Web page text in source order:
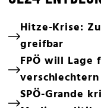
Hitze-Krise:
greifbar
FPÖ will Lage
verschlechtern
SPÖ-Grande